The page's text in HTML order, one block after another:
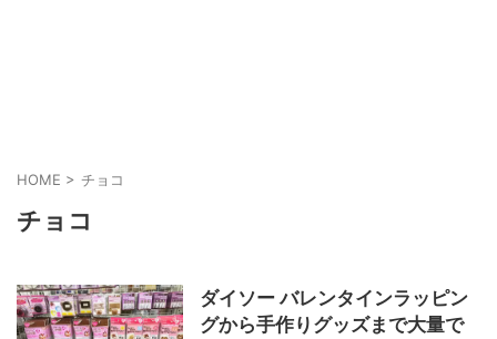
HOME > チョコ
チョコ
ダイソー バレンタインラッピン
グから手作りグッズまで大量で